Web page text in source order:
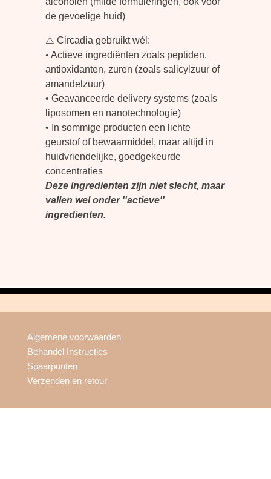
de gevoelige huid)
⚠️ Circadia gebruikt wél:
• Actieve ingrediënten zoals peptiden,
antioxidanten, zuren (zoals salicylzuur of
amandelzuur)
• Geavanceerde delivery systems (zoals
liposomen en nanotechnologie)
• In sommige producten een lichte
geurstof of bewaarmiddel, maar altijd in
huidvriendelijke, goedgekeurde
concentraties
Deze ingredienten zijn niet slecht, maar
vallen wel onder ''actieve''
ingredienten.
Algemene voorwaarden
Behandel Instructies
Spaarpunten
Verzenden en retour